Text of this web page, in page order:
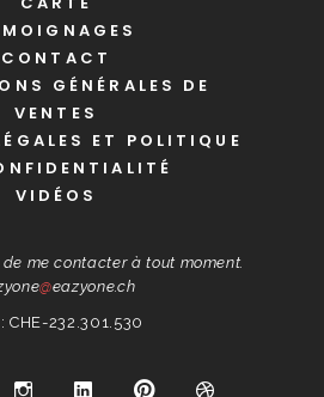
CONTACT
GÉNÉRALES DE
VENTES
ET POLITIQUE
VIDÉOS
me contacter à tout moment.
@eazyone.ch
CHE-232.301.530